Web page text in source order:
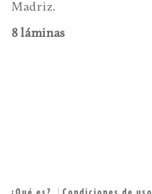
Madriz.
8 láminas